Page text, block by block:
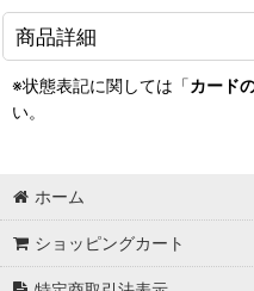
商品詳細
※状態表記に関しては「カード
い。
ホーム
ショッピングカート